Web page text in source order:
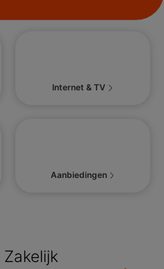
Internet & TV
Aanbiedingen